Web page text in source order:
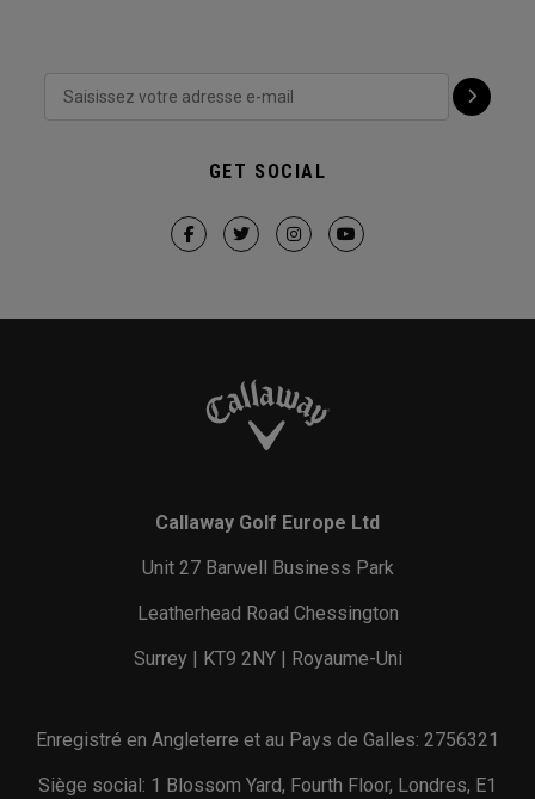
GET SOCIAL
Callaway Golf Europe Ltd
Unit 27 Barwell Business Park
Leatherhead Road Chessington
Surrey | KT9 2NY | Royaume-Uni
Enregistré en Angleterre et au Pays de Galles: 2756321
Siège social: 1 Blossom Yard, Fourth Floor, Londres, E1